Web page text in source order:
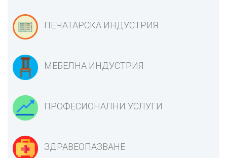
ПЕЧАТАРСКА ИНДУСТРИЯ
МЕБЕЛНА ИНДУСТРИЯ
ПРОФЕСИОНАЛНИ УСЛУГИ
ЗДРАВЕОПАЗВАНЕ